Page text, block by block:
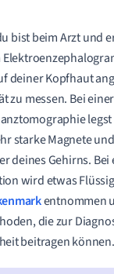
bist beim Arzt und
deiner Kopfhaut
zu messen. Bei einer
starke Magnete
deines Gehirns. Bei
wird etwas
entnommen
die zur
beitragen können.